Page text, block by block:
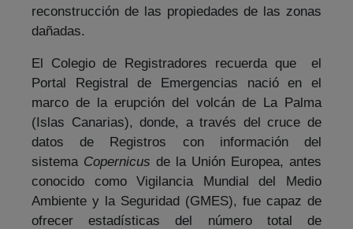
reconstrucción de las propiedades de las zonas
dañadas.
El Colegio de Registradores recuerda que el
Portal Registral de Emergencias nació en el
marco de la erupción del volcán de La Palma
(Islas Canarias), donde, a través del cruce de
datos de Registros con información del
sistema Copernicus de la Unión Europea, antes
conocido como Vigilancia Mundial del Medio
Ambiente y la Seguridad (GMES), fue capaz de
ofrecer estadísticas del número total de